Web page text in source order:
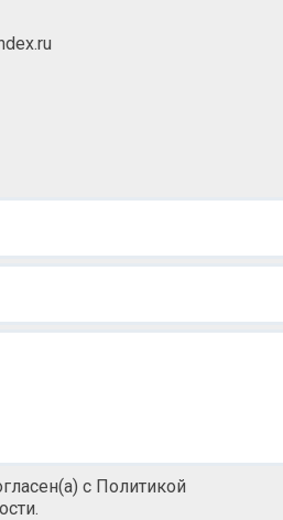
с Политикой